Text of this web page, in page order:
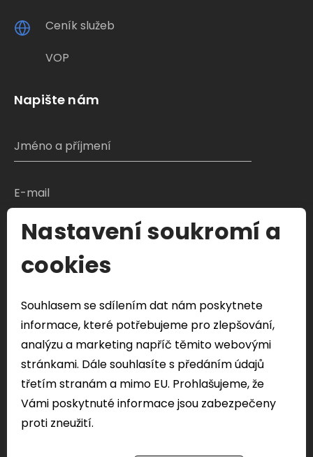
Ceník služeb
VOP
Napište nám
S čím Vám můžeme pomoci?
Odeslat formulář
Veškeré Vaše osobní údaje odeslány přes tento
formulář budou použity pouze k řešení vašeho
dotazu.
Nastavení soukromí a
cookies
Souhlasem se sdílením dat nám poskytnete
informace, které potřebujeme pro zlepšování,
analýzu a marketing napříč těmito webovými
stránkami. Dále souhlasíte s předáním údajů
třetím stranám a mimo EU. Prohlašujeme, že
Vámi poskytnuté informace jsou zabezpečeny
proti zneužití.